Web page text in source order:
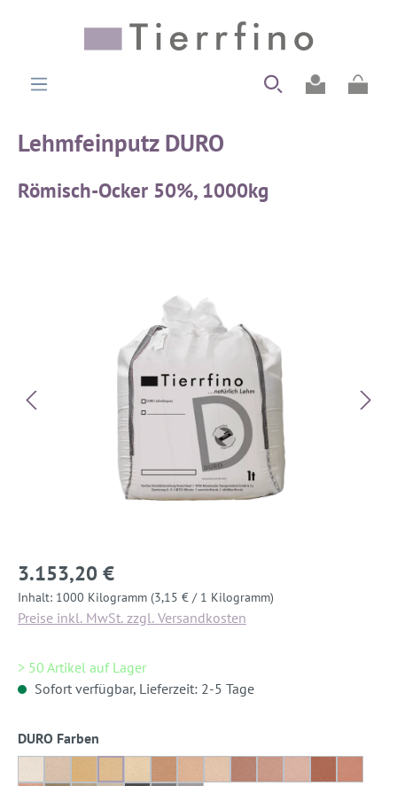
Lehmfeinputz DURO
Römisch-Ocker 50%, 1000kg
3.153,20 €
Inhalt: 1000 Kilogramm (3,15 € / 1 Kilogramm)
Preise inkl. MwSt. zzgl. Versandkosten
> 50 Artikel auf Lager
Sofort verfügbar, Lieferzeit: 2-5 Tage
DURO Farben
Dover-Weiß
Delphi-Weiß
Römisch-Ocker
Römisch-Ocker 50%
Römisch-Ocker 20%
Nassau-Orange
Nassau-Orange 50%
Nassau-Orange 20%
Djenné-Rot
Djenné-Rot 50%
Djenné-Rot 20%
Ayers-Rock
Ayers-